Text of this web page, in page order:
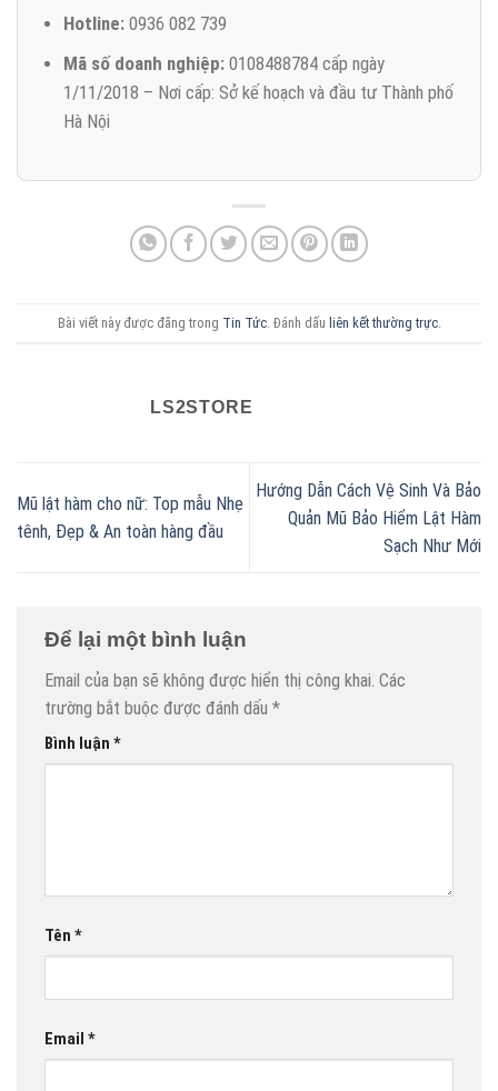
Hotline:0936 082 739
Mã số doanh nghiệp:0108488784 cấp ngày
1/11/2018 – Nơi cấp: Sở kế hoạch và đầu tư Thành phố
Hà Nội
Bài viết này được đăng trong Tin Tức. Đánh dấu liên kết thường trực.
LS2STORE
Mũ lật hàm cho nữ: Top mẫu Nhẹ
tênh, Đẹp & An toàn hàng đầu
Hướng Dẫn Cách Vệ Sinh Và Bảo
Quản Mũ Bảo Hiểm Lật Hàm
Sạch Như Mới
Để lại một bình luận
Email của bạn sẽ không được hiển thị công khai. Các
trường bắt buộc được đánh dấu *
Bình luận *
Tên *
Email *